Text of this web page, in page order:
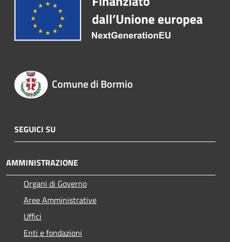
Comune di Bormio
SEGUICI SU
AMMINISTRAZIONE
Organi di Governo
Aree Amministrative
Uffici
Enti e fondazioni